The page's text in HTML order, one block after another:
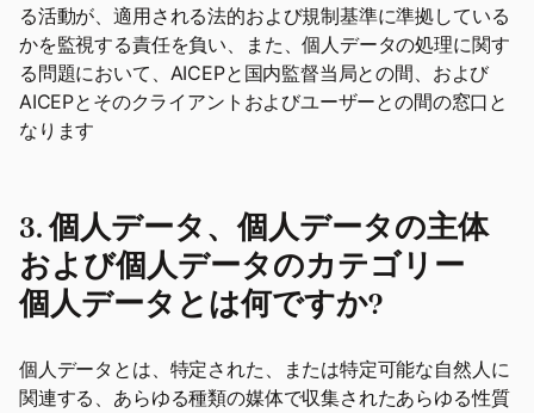
る活動が、適用される法的および規制基準に準拠している
かを監視する責任を負い、また、個人データの処理に関す
る問題において、AICEPと国内監督当局との間、および
AICEPとそのクライアントおよびユーザーとの間の窓口と
なります
3. 個人データ、個人データの主体
および個人データのカテゴリー
個人データとは何ですか?
個人データとは、特定された、または特定可能な自然人に
関連する、あらゆる種類の媒体で収集されたあらゆる性質